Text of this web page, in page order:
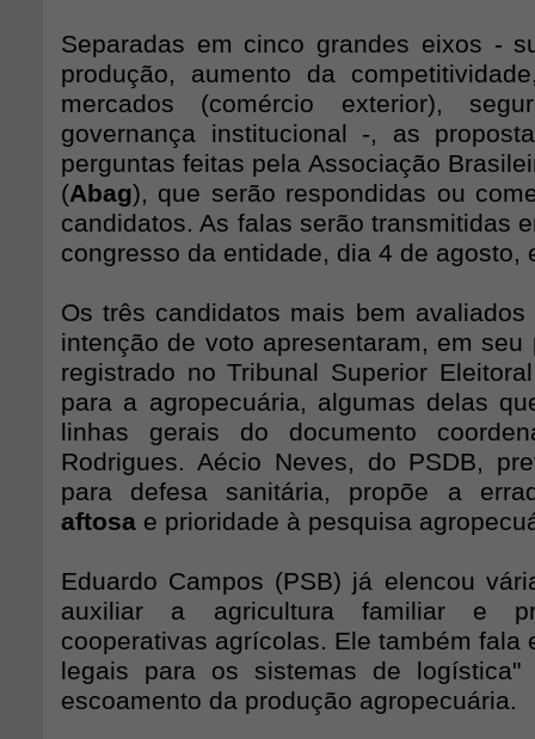
Separadas em cinco grandes eixos -
produção, aumento da
mercados (comércio exterior),
governança institucional -, as
perguntas feitas pela Associação
(Abag), que serão respondidas ou
candidatos. As falas serão transmitidas
congresso da entidade, dia 4 de agosto,
Os três candidatos mais bem
intenção de voto apresentaram, em seu
registrado no Tribunal Superior
para a agropecuária, algumas delas
linhas gerais do documento
Rodrigues. Aécio Neves, do PSDB,
para defesa sanitária, propõe a
aftosa e prioridade à pesquisa
Eduardo Campos (PSB) já elencou
auxiliar a agricultura familiar e
cooperativas agrícolas. Ele também fala
legais para os sistemas de logística"
escoamento da produção agropecuária.